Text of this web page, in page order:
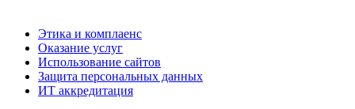
Этика и комплаенс
Оказание услуг
Использование сайтов
Защита персональных данных
ИТ аккредитация